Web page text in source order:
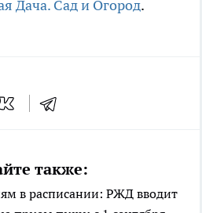
Дача. Сад и Огород.
также:
в расписании: РЖД вводит